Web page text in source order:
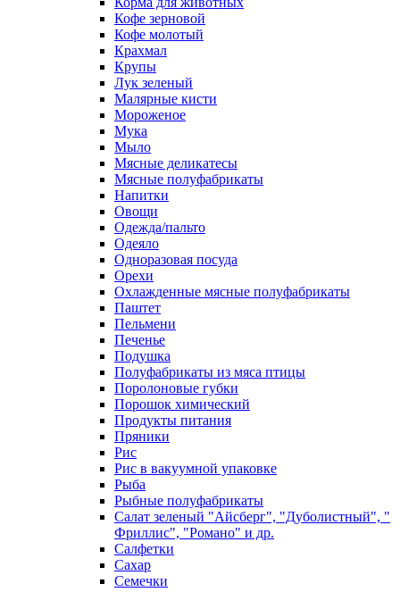
Кофе зерновой
Кофе молотый
Крахмал
Крупы
Лук зеленый
Малярные кисти
Мороженое
Мука
Мыло
Мясные деликатесы
Мясные полуфабрикаты
Напитки
Овощи
Одежда/пальто
Одеяло
Одноразовая посуда
Орехи
Охлажденные мясные полуфабрикаты
Паштет
Пельмени
Печенье
Подушка
Полуфабрикаты из мяса птицы
Поролоновые губки
Порошок химический
Продукты питания
Пряники
Рис
Рис в вакуумной упаковке
Рыба
Рыбные полуфабрикаты
Салат зеленый "Айсберг", "Дуболистный", "
Фриллис", "Романо" и др.
Салфетки
Сахар
Семечки